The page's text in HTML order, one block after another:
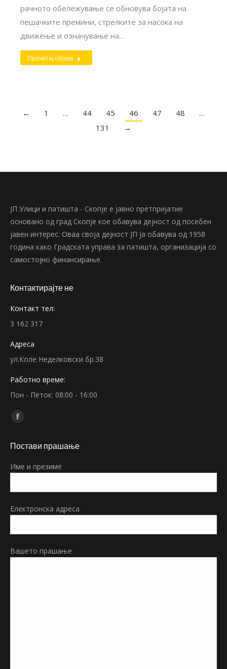
рачното обележување се обновува бојата на
пешачките премини, стрелките за насока на
движење и означување на…
Прочитај објава
← 1 … 44 45 46 47 48
…
131
→
ЈП Улици и патишта - Скопје е јавно претпријатие
основано од град Скопје кое обавува дејност од посебен
јавен интерес. Оваа своја дејност ЈП ја обавува од 1958
година како Градската управа за патишта, организација со
самостојно финансирање.
Контактирајте не
Контакт тел:
3 162 317
Адреса
ул.Коле Неделковски бр.38
Работно време:
Пон - Петок: 08:00 - 16:00
Find us on:
Facebook
opens
new
Постави прашање
Име и презиме
Електронска адреса
Вашето прашање